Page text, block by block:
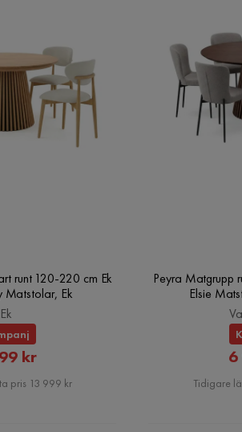
runt 120-220 cm Ek
Matstolar, Ek
Ek
Rabatterat
Pris
kr
pris 13 999 kr
Peyra Matgrupp
Elsie
Tidigare